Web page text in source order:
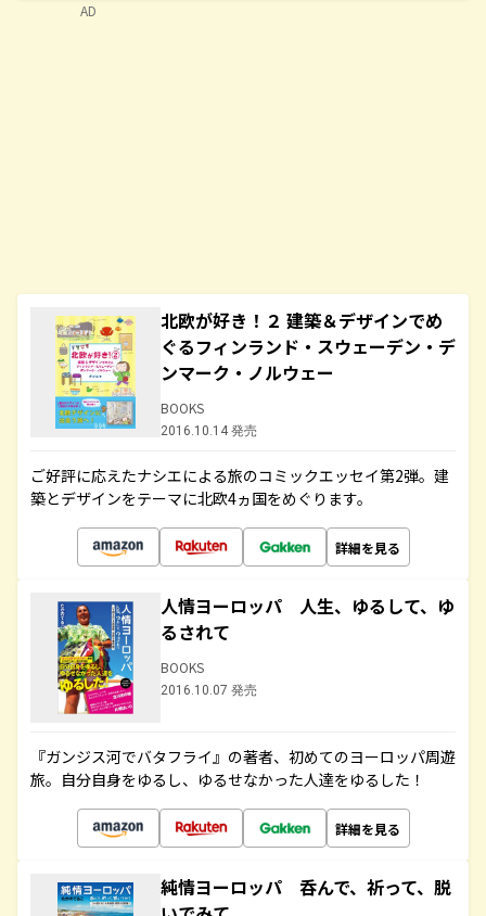
北欧が好き！２ 建築＆デザインでめ
ぐるフィンランド・スウェーデン・デ
ンマーク・ノルウェー
BOOKS
2016.10.14 発売
ご好評に応えたナシエによる旅のコミックエッセイ第2弾。建
築とデザインをテーマに北欧4ヵ国をめぐります。
詳細を見る
人情ヨーロッパ 人生、ゆるして、ゆ
るされて
BOOKS
2016.10.07 発売
『ガンジス河でバタフライ』の著者、初めてのヨーロッパ周遊
旅。自分自身をゆるし、ゆるせなかった人達をゆるした！
詳細を見る
純情ヨーロッパ 呑んで、祈って、脱
AD